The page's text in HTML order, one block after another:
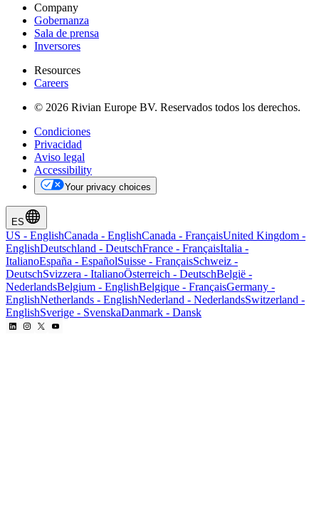
Company
Gobernanza
Sala de prensa
Inversores
Resources
Careers
© 2026 Rivian Europe BV. Reservados todos los derechos.
Condiciones
Privacidad
Aviso legal
Accessibility
Your privacy choices
ES
US - EnglishCanada - EnglishCanada - FrançaisUnited Kingdom -
EnglishDeutschland - DeutschFrance - FrançaisItalia -
ItalianoEspaña - EspañolSuisse - FrançaisSchweiz -
DeutschSvizzera - ItalianoÖsterreich - DeutschBelgië -
NederlandsBelgium - EnglishBelgique - FrançaisGermany -
EnglishNetherlands - EnglishNederland - NederlandsSwitzerland -
EnglishSverige - SvenskaDanmark - Dansk